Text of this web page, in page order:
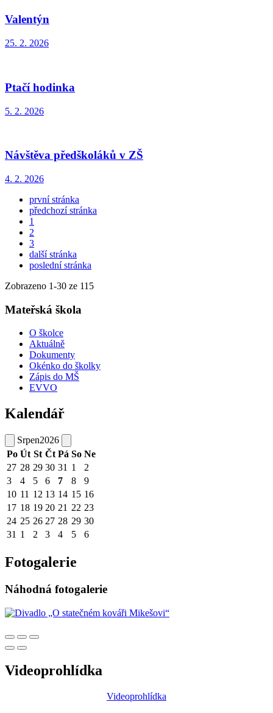
Valentýn
25. 2. 2026
Ptačí hodinka
5. 2. 2026
Návštěva předškoláků v ZŠ
4. 2. 2026
první stránka
předchozí stránka
1
2
3
další stránka
poslední stránka
Zobrazeno 1-30 ze 115
Mateřská škola
O školce
Aktuálně
Dokumenty
Okénko do školky
Zápis do MŠ
EVVO
Kalendář
Srpen2026
Po Út St Čt Pá So Ne
27 28 29 30 31 1
2
3
4 5 6 7 8
9
10 11 12 13 14 15 16
17 18 19 20 21 22 23
24 25 26 27 28 29 30
31 1 2 3 4 5 6
Fotogalerie
Náhodná fotogalerie
Videoprohlídka
Videoprohlídka